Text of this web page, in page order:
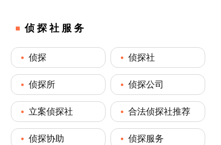
侦探社服务
侦探 侦探社
侦探所 侦探公司
立案侦探社 合法侦探社推荐
侦探协助 侦探服务